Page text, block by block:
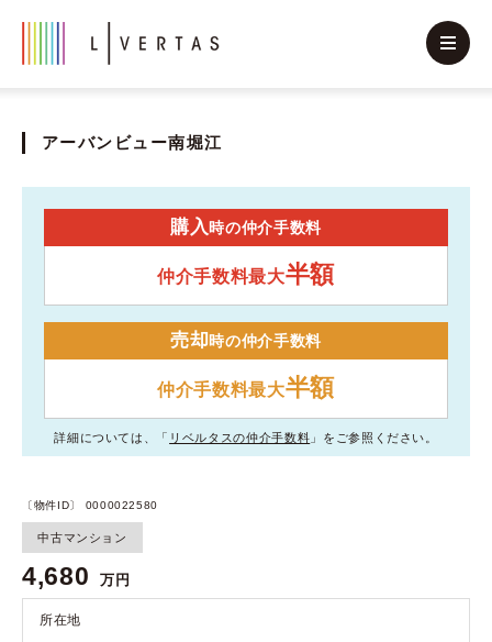
アーバンビュー南堀江
購入時の仲介手数料
仲介手数料最大半額
売却時の仲介手数料
仲介手数料最大半額
詳細については、「 リベルタスの仲介手数料 」をご参照ください。
〔物件ID〕 0000022580
中古マンション
4,680 万円
所在地